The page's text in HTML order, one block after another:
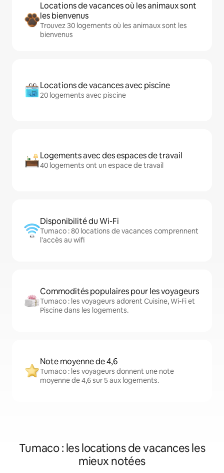
Locations de vacances où les animaux sont
les bienvenus
Trouvez 30 logements où les animaux sont les
bienvenus
Locations de vacances avec piscine
20 logements avec piscine
Logements avec des espaces de travail
40 logements ont un espace de travail
Disponibilité du Wi-Fi
Tumaco : 80 locations de vacances comprennent
l'accès au wifi
Commodités populaires pour les voyageurs
Tumaco : les voyageurs adorent Cuisine, Wi-Fi et
Piscine dans les logements.
Note moyenne de 4,6
Tumaco : les voyageurs donnent une note
moyenne de 4,6 sur 5 aux logements.
Tumaco : les locations de vacances les
mieux notées